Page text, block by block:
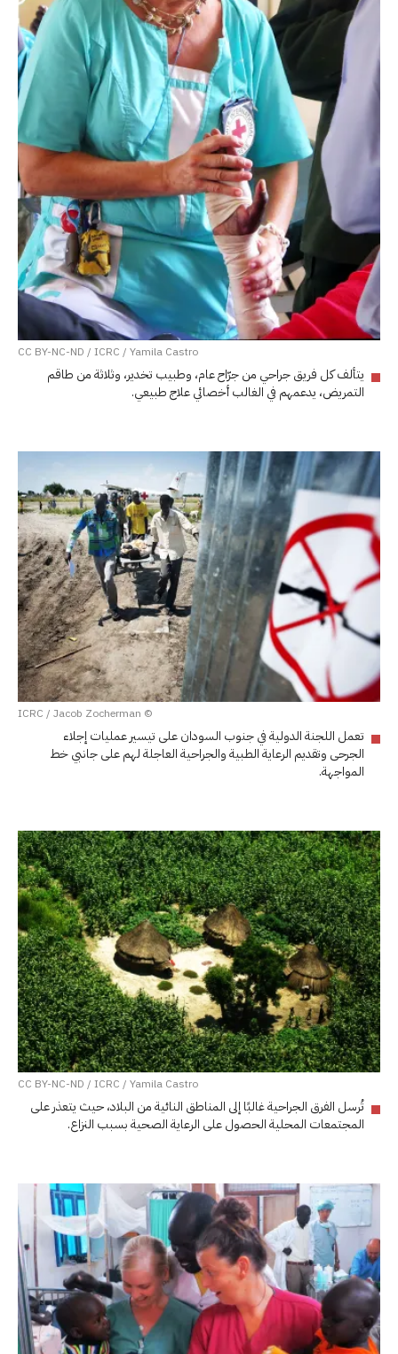
CC BY-NC-ND / ICRC / Yamila Castro
يتألف كل فريق جراحي من جرّاح عام، وطبيب تخدير، وثلاثة من طاقم
التمريض، يدعمهم في الغالب أخصائي علاج طبيعي.
© ICRC / Jacob Zocherman
تعمل اللجنة الدولية في جنوب السودان على تيسير عمليات إجلاء
الجرحى وتقديم الرعاية الطبية والجراحية العاجلة لهم على جانبي خط
المواجهة.
CC BY-NC-ND / ICRC / Yamila Castro
تُرسل الفرق الجراحية غالبًا إلى المناطق النائية من البلاد، حيث يتعذر على
المجتمعات المحلية الحصول على الرعاية الصحية بسبب النزاع.